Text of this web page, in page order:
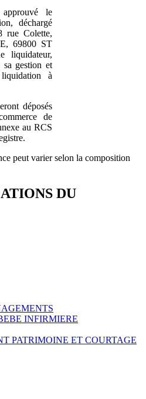
le
déchargé
rue Colette,
69800 ST
liquidateur,
gestion et
à
déposés
de
au RCS
peut varier selon la composition
DU
INFIRMIERE
PATRIMOINE ET COURTAGE